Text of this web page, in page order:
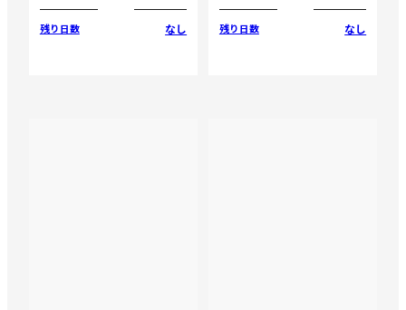
残り日数 なし 残り日数 なし